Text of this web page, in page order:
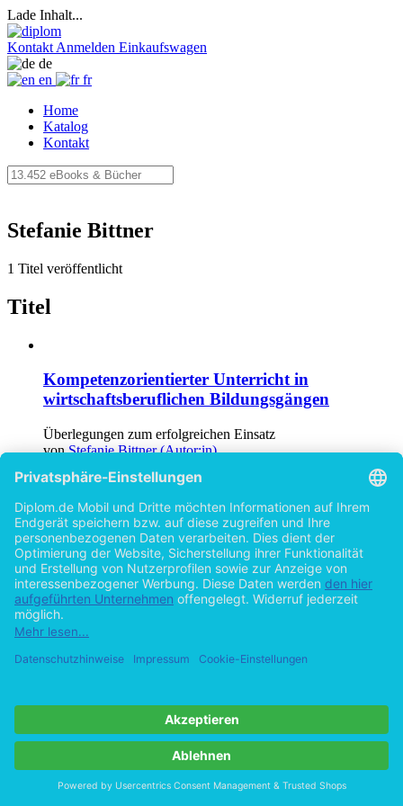
Lade Inhalt...
Kontakt Anmelden Einkaufswagen
de
en
fr
Home
Katalog
Kontakt
Stefanie Bittner
1 Titel veröffentlicht
Titel
Kompetenzorientierter Unterricht in
wirtschaftsberuflichen Bildungsgängen
Überlegungen zum erfolgreichen Einsatz
vonStefanie Bittner (Autor:in)
Impressum
Datenschutz
AGB
Vertrag widerrufen
Zur Desktop-Version
Copyright ©Imprint in der Bedey & Thoms Media GmbH powered
by Open Publishing
Cookie-Einstellungen